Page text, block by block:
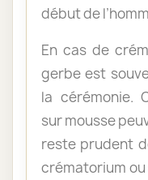
début de
En cas de
gerbe est
la cérémonie.
sur mousse
reste prudent
crématorium